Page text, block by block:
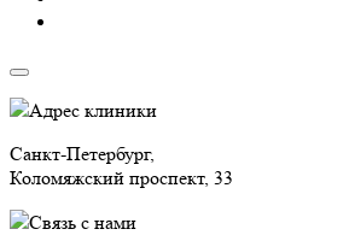
Адрес клиники
Санкт-Петербург,
Коломяжский проспект, 33
Связь с нами